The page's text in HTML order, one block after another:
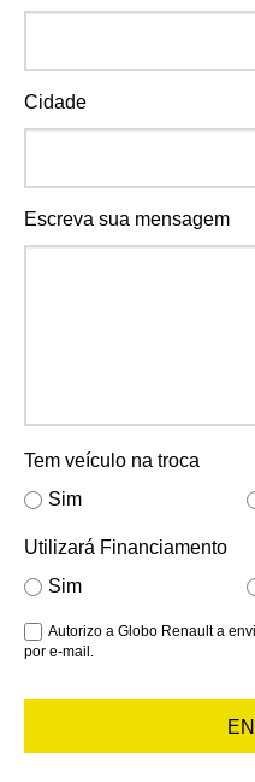
Cidade
Escreva sua mensagem
Tem veículo na troca
Sim
Utilizará Financiamento
Sim
Autorizo a Globo Renault a
por e-mail.